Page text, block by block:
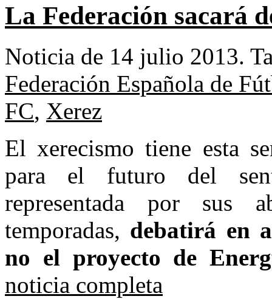
La Federación sacará
Noticia de 14 julio 2013.
Federación Española de
FC, Xerez
El xerecismo tiene esta
para el futuro del
representada por sus
temporadas, debatirá en
no el proyecto de
noticia completa